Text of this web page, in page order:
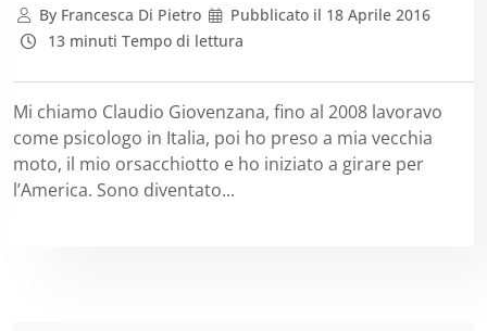
ByFrancesca Di Pietro Pubblicato il 18 Aprile 2016
13 minuti Tempo di lettura
Mi chiamo Claudio Giovenzana, fino al 2008 lavoravo
come psicologo in Italia, poi ho preso a mia vecchia
moto, il mio orsacchiotto e ho iniziato a girare per
l’America. Sono diventato...